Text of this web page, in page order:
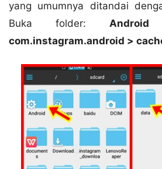
yang umumnya ditandai
Buka folder:
com.instagram.android >